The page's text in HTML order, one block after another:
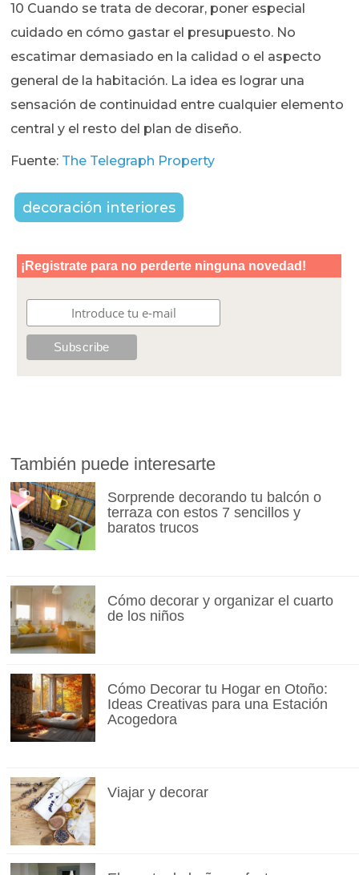
10 Cuando se trata de decorar, poner especial
cuidado en cómo gastar el presupuesto. No
escatimar demasiado en la calidad o el aspecto
general de la habitación. La idea es lograr una
sensación de continuidad entre cualquier elemento
central y el resto del plan de diseño.
Fuente: The Telegraph Property
decoración interiores
También puede interesarte
Sorprende decorando tu balcón o
terraza con estos 7 sencillos y
baratos trucos
Cómo decorar y organizar el cuarto
de los niños
Cómo Decorar tu Hogar en Otoño:
Ideas Creativas para una Estación
Acogedora
Viajar y decorar